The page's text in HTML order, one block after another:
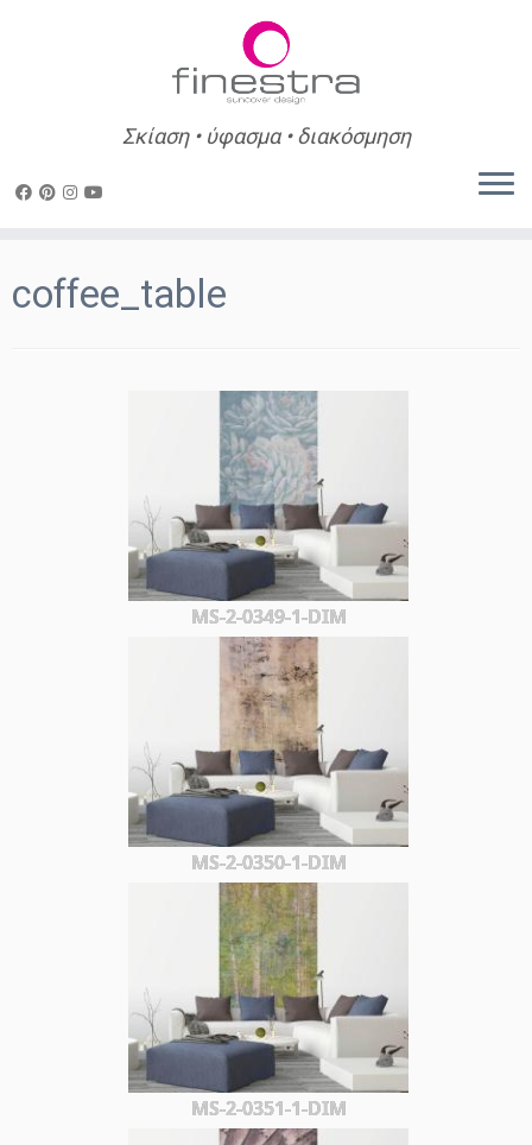
content
Σκίαση • ύφασμα • διακόσμηση
coffee_table
MS-2-0349-1-DIM
MS-2-0350-1-DIM
MS-2-0351-1-DIM